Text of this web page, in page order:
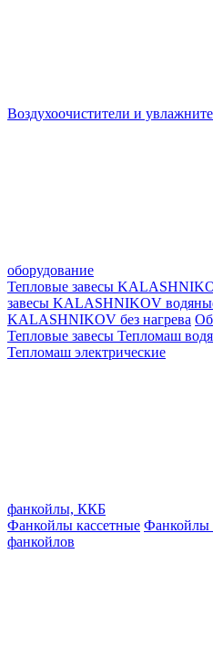
Воздухоочистители и
оборудование
Тепловые завесы
завесы KALASHNIKOV
KALASHNIKOV без нагрева
Тепловые завесы Тепломаш
Тепломаш электрические
фанкойлы, ККБ
Фанкойлы кассетные Фанкойлы
фанкойлов